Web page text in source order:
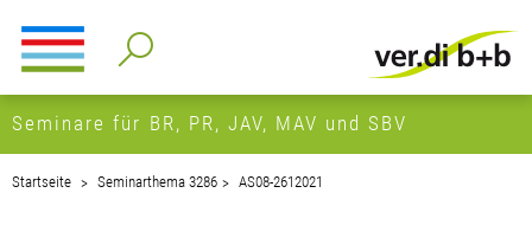
Seminare für BR, PR, JAV, MAV und SBV
Startseite Seminarthema 3286 AS08-2612021